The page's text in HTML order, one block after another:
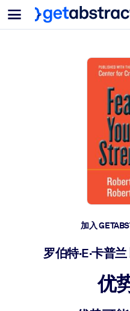
菜单
面向团队与管理者
为您的员工配备关键的人工
帮助您的管理者为未来的工
让团队更轻松地共同学习、
培养您的员工应对未来挑战
面向人工智能系统
加入
罗伯特·E·卡普
优